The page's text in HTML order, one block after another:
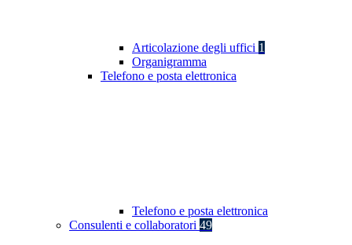
Articolazione degli uffici 1
Organigramma
Telefono e posta elettronica
Telefono e posta elettronica
Consulenti e collaboratori 49